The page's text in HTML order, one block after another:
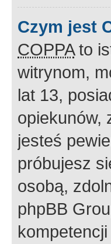
Czym jest
COPPAto
witrynom,
lat 13,
opiekunów,
jesteś
próbujesz
osobą,
phpBB